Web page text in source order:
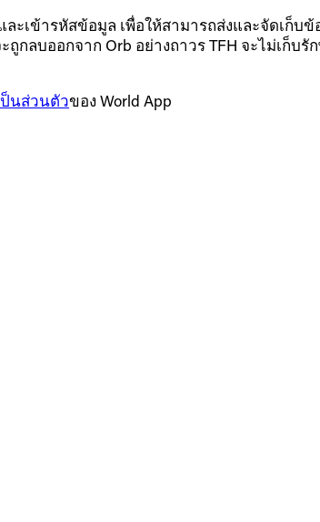
เข้ารหัสข้อมูล เพื่อให้สามารถส่งและจัดเก็บ
ลบออกจาก Orb อย่างถาวร TFH จะไม่เก็บ
นส่วนตัวของ World App